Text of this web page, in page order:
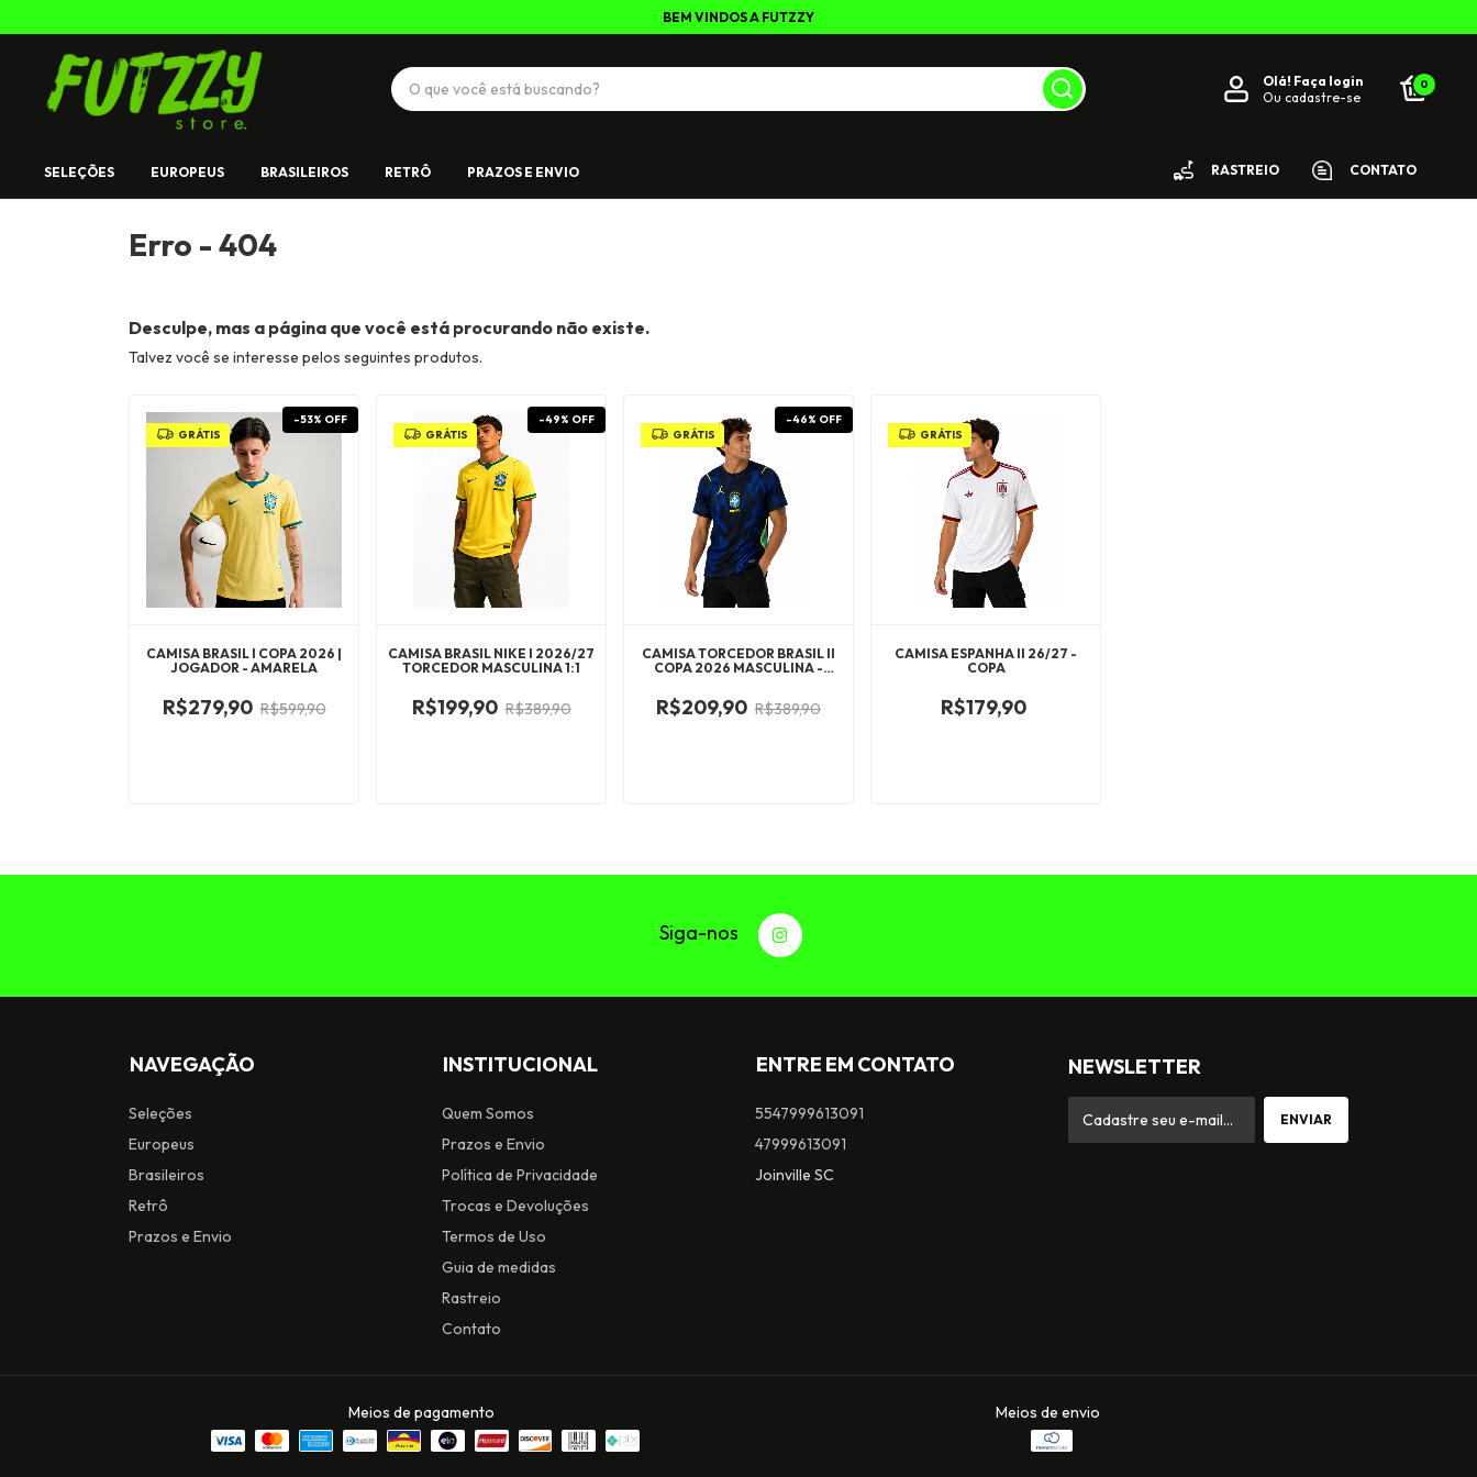
BEM VINDOS A FUTZZY
Olá! Faça login
Ou cadastre-se
0
SELEÇÕES EUROPEUS BRASILEIROS RETRÔ PRAZOS E ENVIO RASTREIO CONTATO
Erro - 404
Desculpe, mas a página que você está procurando não existe.
Talvez você se interesse pelos seguintes produtos.
GRÁTIS
CAMISA BRASIL I COPA 2026 |
JOGADOR - AMARELA
-53% OFF
R$279,90 R$599,90
GRÁTIS
CAMISA BRASIL NIKE I 2026/27
TORCEDOR MASCULINA 1:1
-49% OFF
R$199,90 R$389,90
GRÁTIS
CAMISA TORCEDOR BRASIL II
COPA 2026 MASCULINA -
-46% OFF
R$209,90 R$389,90
GRÁTIS
CAMISA ESPANHA II 26/27 -
COPA
R$179,90
NAVEGAÇÃO
Seleções
Europeus
Brasileiros
Retrô
Prazos e Envio
INSTITUCIONAL
Quem Somos
Prazos e Envio
Política de Privacidade
Trocas e Devoluções
Termos de Uso
Guia de medidas
Rastreio
Contato
ENTRE EM CONTATO
5547999613091
47999613091
Joinville SC
NEWSLETTER
Meios de pagamento Meios de envio